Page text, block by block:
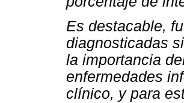
Es destacable,
diagnosticadas
la importancia
enfermedades
clínico, y para